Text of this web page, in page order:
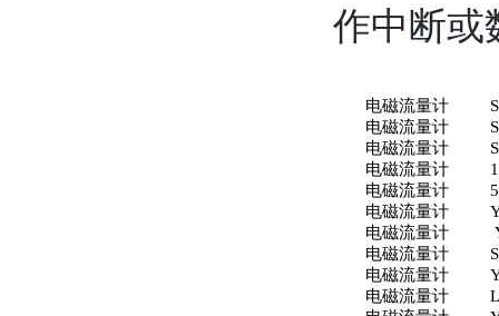
作中断或
电磁流量计
电磁流量计
电磁流量计
电磁流量计
电磁流量计
电磁流量计
电磁流量计
电磁流量计
电磁流量计
电磁流量计